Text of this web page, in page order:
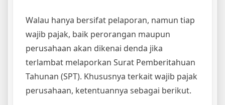
Walau hanya bersifat pelaporan, namun tiap
wajib pajak, baik perorangan maupun
perusahaan akan dikenai denda jika
terlambat melaporkan Surat Pemberitahuan
Tahunan (SPT). Khususnya terkait wajib pajak
perusahaan, ketentuannya sebagai berikut.